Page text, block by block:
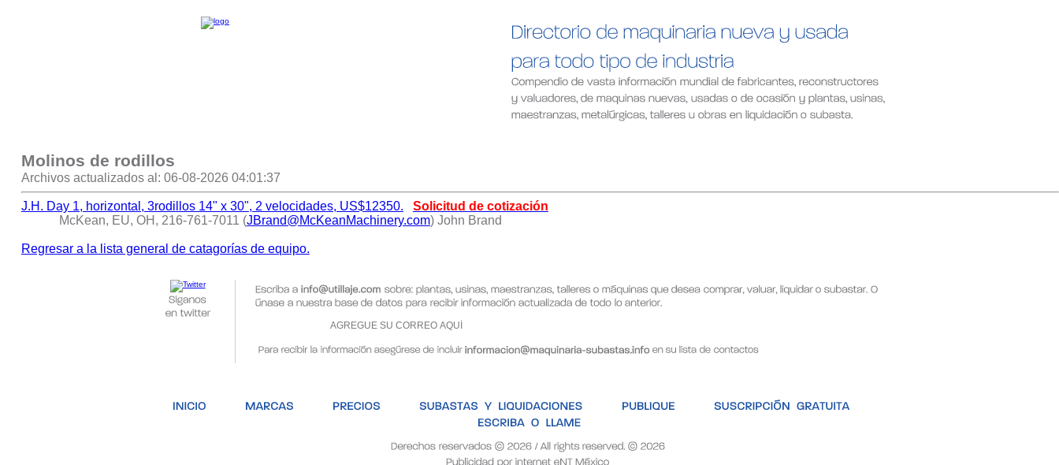
Molinos de rodillos
Archivos actualizados al: 06-08-2026 04:01:37
J.H. Day 1, horizontal, 3rodillos 14" x 30", 2 velocidades, US$12350.
Solicitud de cotización
McKean, EU, OH, 216-761-7011 (JBrand@McKeanMachinery.com) John Brand
Regresar a la lista general de catagorías de equipo.